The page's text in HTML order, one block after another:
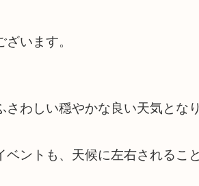
います。
わしい穏やかな良い天気とな
ベントも、天候に左右されるこ